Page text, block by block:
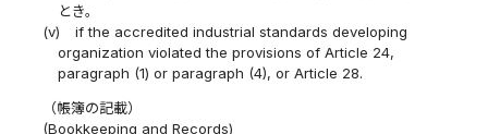
とき。
(v)
if the accredited industrial standards developing
organization violated the provisions of Article 24,
paragraph (1) or paragraph (4), or Article 28.
（帳簿の記載）
(Bookkeeping and Records)